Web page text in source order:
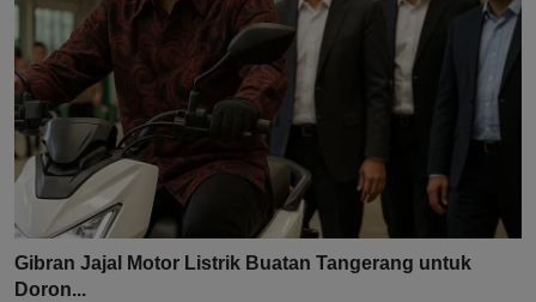
Gibran Jajal Motor Listrik Buatan Tangerang untuk
Doron...